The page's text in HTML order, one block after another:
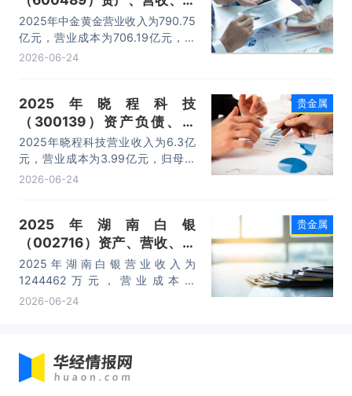
本利润及主营产品（金、铜）
数据统计
2025年中金黄金营业收入为790.75
亿元，营业成本为706.19亿元，归
母公司净利润为49.34亿元，总资产
2026-06-24
2025年晓程科技
（300139）资产负债、营
收、成本利润及主营产品（黄
金）数据统计
2025年晓程科技营业收入为6.3亿
元，营业成本为3.99亿元，归母公
司净利润为15142.51万元，总资产
2026-06-24
贵金属
2025年湖南白银
（002716）资产、营收、成
本利润及主营产品（白银、黄
金、电铅）数据统计
2025年湖南白银营业收入为
1244462万元，营业成本为
1203172万元，归母公司净利润为
2026-06-24
贵金属